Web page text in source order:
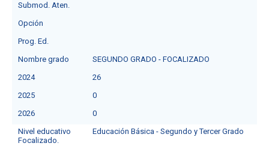
Submod. Aten.
Opción
Prog. Ed.
Nombre grado
SEGUNDO GRADO - FOCALIZADO
2024
26
2025
0
2026
0
Nivel educativo
Educación Básica - Segundo y Tercer Grado
Focalizado.